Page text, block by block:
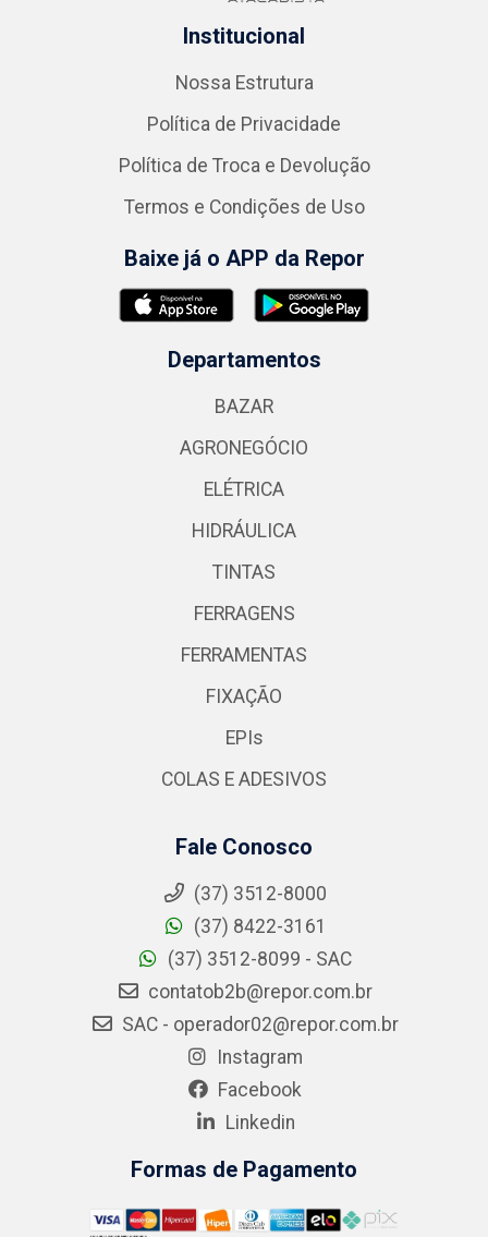
Institucional
Nossa Estrutura
Política de Privacidade
Política de Troca e Devolução
Termos e Condições de Uso
Baixe já o APP da Repor
Departamentos
BAZAR
AGRONEGÓCIO
ELÉTRICA
HIDRÁULICA
TINTAS
FERRAGENS
FERRAMENTAS
FIXAÇÃO
EPIs
COLAS E ADESIVOS
Fale Conosco
(37) 3512-8000
(37) 8422-3161
(37) 3512-8099 - SAC
contatob2b@repor.com.br
SAC - operador02@repor.com.br
Instagram
Facebook
Linkedin
Formas de Pagamento